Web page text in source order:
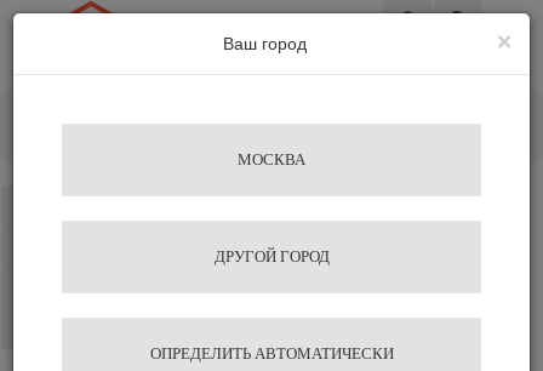
×
Ваш город
МОСКВА
ДРУГОЙ ГОРОД
ОПРЕДЕЛИТЬ АВТОМАТИЧЕСКИ